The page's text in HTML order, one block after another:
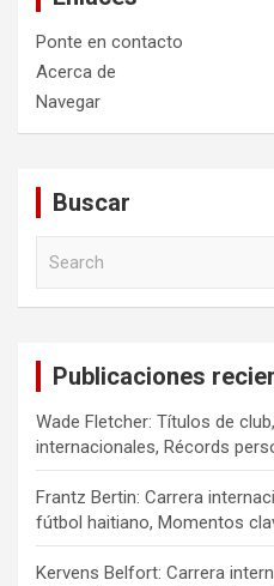
Ponte en contacto
Acerca de
Navegar
Buscar
Publicaciones
Wade Fletcher: Títulos de
internacionales, Récords
Frantz Bertin: Carrera
fútbol haitiano, Momentos
Kervens Belfort: Carrera